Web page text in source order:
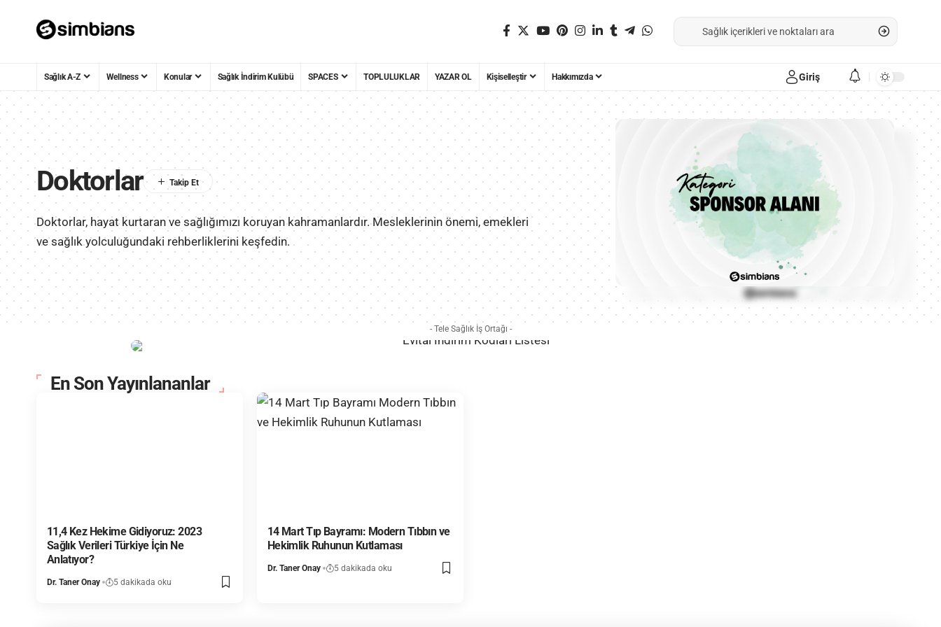
Sağlık A-Z Wellness Konular Sağlık İndirim Kulübü SPACES TOPLULUKLAR YAZAR OL Kişiselleştir Hakkımızda Giriş
Doktorlar
Doktorlar, hayat kurtaran ve sağlığımızı koruyan kahramanlardır. Mesleklerinin önemi, emekleri
ve sağlık yolculuğundaki rehberliklerini keşfedin.
- Tele Sağlık İş Ortağı -
En Son Yayınlananlar
11,4 Kez Hekime Gidiyoruz: 2023
Sağlık Verileri Türkiye İçin Ne
Anlatıyor?
Dr. Taner Onay 5 dakikada oku
14 Mart Tıp Bayramı: Modern Tıbbın ve
Hekimlik Ruhunun Kutlaması
Dr. Taner Onay 5 dakikada oku